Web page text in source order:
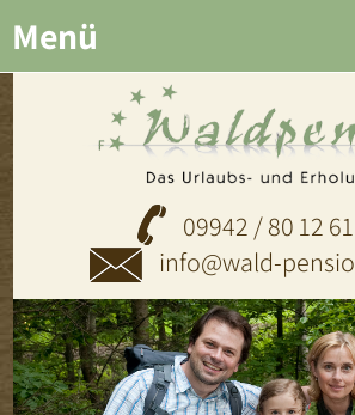
09942 / 80 12 61
info@wald-
Menü